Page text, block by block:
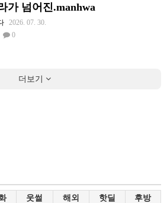
가 넘어진.manhwa
2026. 07. 30.
0
더보기
웃썰 해외 핫딜 후방